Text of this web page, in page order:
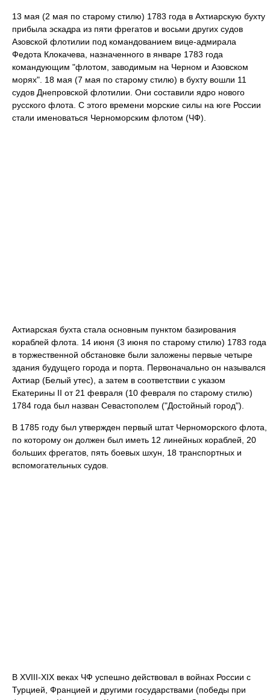
13 мая (2 мая по старому стилю) 1783 года в Ахтиарскую бухту
прибыла эскадра из пяти фрегатов и восьми других судов
Азовской флотилии под командованием вице-адмирала
Федота Клокачева, назначенного в январе 1783 года
командующим "флотом, заводимым на Черном и Азовском
морях". 18 мая (7 мая по старому стилю) в бухту вошли 11
судов Днепровской флотилии. Они составили ядро нового
русского флота. С этого времени морские силы на юге России
стали именоваться Черноморским флотом (ЧФ).
Ахтиарская бухта стала основным пунктом базирования
кораблей флота. 14 июня (3 июня по старому стилю) 1783 года
в торжественной обстановке были заложены первые четыре
здания будущего города и порта. Первоначально он назывался
Ахтиар (Белый утес), а затем в соответствии с указом
Екатерины II от 21 февраля (10 февраля по старому стилю)
1784 года был назван Севастополем ("Достойный город").
В 1785 году был утвержден первый штат Черноморского флота,
по которому он должен был иметь 12 линейных кораблей, 20
больших фрегатов, пять боевых шхун, 18 транспортных и
вспомогательных судов.
В XVIII-XIX веках ЧФ успешно действовал в войнах России с
Турцией, Францией и другими государствами (победы при